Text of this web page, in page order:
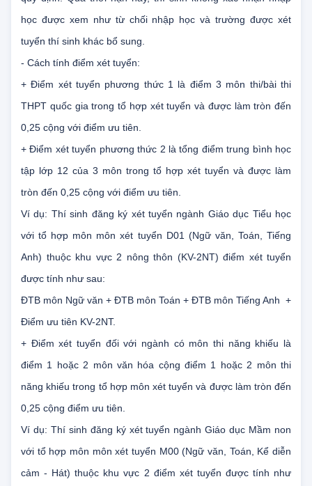
- Thí sinh trúng tuyển phải xác nhận nhập học trong thời gian
quy định. Quá thời hạn này, thí sinh không xác nhận nhập
học được xem như từ chối nhập học và trường được xét
tuyển thí sinh khác bổ sung.
- Cách tính điểm xét tuyển:
+ Điểm xét tuyển phương thức 1 là điểm 3 môn thi/bài thi
THPT quốc gia trong tổ hợp xét tuyển và được làm tròn đến
0,25 cộng với điểm ưu tiên.
+ Điểm xét tuyển phương thức 2 là tổng điểm trung bình học
tập lớp 12 của 3 môn trong tổ hợp xét tuyển và được làm
tròn đến 0,25 cộng với điểm ưu tiên.
Ví dụ: Thí sinh đăng ký xét tuyển ngành Giáo dục Tiểu học
với tổ hợp môn môn xét tuyển D01 (Ngữ văn, Toán, Tiếng
Anh) thuộc khu vực 2 nông thôn (KV-2NT) điểm xét tuyển
được tính như sau:
Điểm ưu tiên KV-2NT.
+ Điểm xét tuyển đối với ngành có môn thi năng khiếu là
điểm 1 hoặc 2 môn văn hóa cộng điểm 1 hoặc 2 môn thi
năng khiếu trong tổ hợp môn xét tuyển và được làm tròn đến
0,25 cộng điểm ưu tiên.
Ví dụ: Thí sinh đăng ký xét tuyển ngành Giáo dục Mầm non
với tổ hợp môn môn xét tuyển M00 (Ngữ văn, Toán, Kể diễn